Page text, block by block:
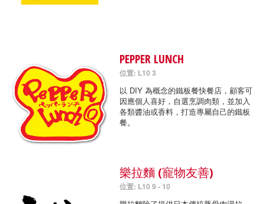
PEPPER LUNCH
位置: L10 3
以 DIY 為概念的鐵板餐快餐店，顧客可
因應個人喜好，自選烹調肉類，並加入
各類醬油或香料，打造專屬自己的鐵板
餐。
樂拉麵 (寵物友善)
位置: L10 9 - 10